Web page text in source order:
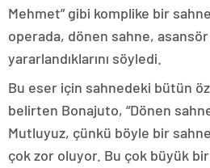
Mehmet” gibi komplike bir
operada, dönen sahne,
yararlandıklarını söyledi.
Bu eser için sahnedeki bütün
belirten Bonajuto, “Dönen
Mutluyuz, çünkü böyle bir
çok zor oluyor. Bu çok büyük